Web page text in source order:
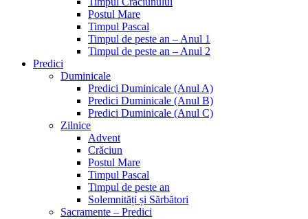
Postul Mare
Timpul Pascal
Timpul de peste an – Anul 1
Timpul de peste an – Anul 2
Predici
Duminicale
Predici Duminicale (Anul A)
Predici Duminicale (Anul B)
Predici Duminicale (Anul C)
Zilnice
Advent
Crăciun
Postul Mare
Timpul Pascal
Timpul de peste an
Solemnități și Sărbători
Sacramente – Predici